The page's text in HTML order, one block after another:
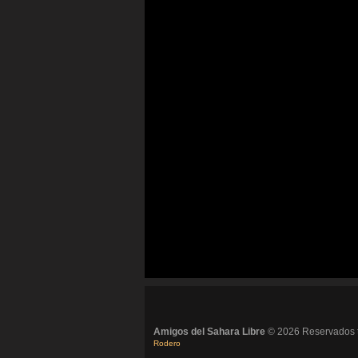
Amigos del Sahara Libre © 2026 Reservados
Rodero